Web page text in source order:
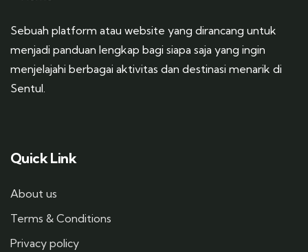
Sebuah platform atau website yang dirancang untuk
menjadi panduan lengkap bagi siapa saja yang ingin
menjelajahi berbagai aktivitas dan destinasi menarik di
Sentul.
Quick Link
About us
Terms & Conditions
Privacy policy